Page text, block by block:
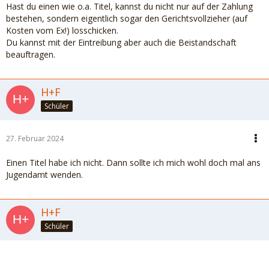
Hast du einen wie o.a. Titel, kannst du nicht nur auf der Zahlung
bestehen, sondern eigentlich sogar den Gerichtsvollzieher (auf
Kosten vom Ex!) losschicken.
Du kannst mit der Eintreibung aber auch die Beistandschaft
beauftragen.
H+F
Schüler
27. Februar 2024
Einen Titel habe ich nicht. Dann sollte ich mich wohl doch mal ans
Jugendamt wenden.
H+F
Schüler